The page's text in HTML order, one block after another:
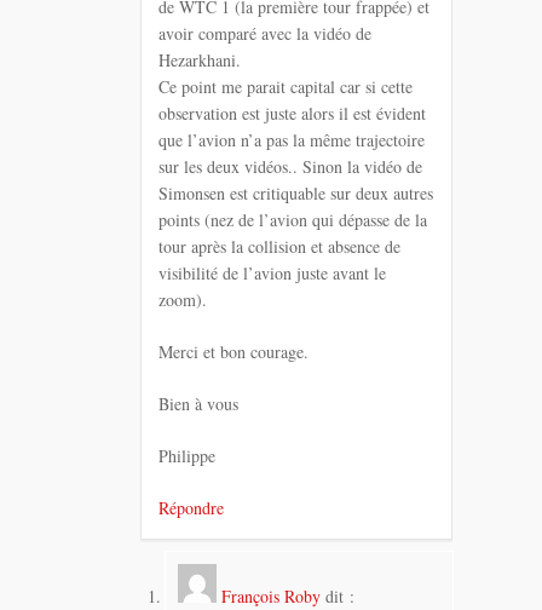
de WTC 1 (la première tour frappée) et
avoir comparé avec la vidéo de
Hezarkhani.
Ce point me parait capital car si cette
observation est juste alors il est évident
que l’avion n’a pas la même trajectoire
sur les deux vidéos.. Sinon la vidéo de
Simonsen est critiquable sur deux autres
points (nez de l’avion qui dépasse de la
tour après la collision et absence de
visibilité de l’avion juste avant le
zoom).
Merci et bon courage.
Bien à vous
Philippe
Répondre
François Roby dit :